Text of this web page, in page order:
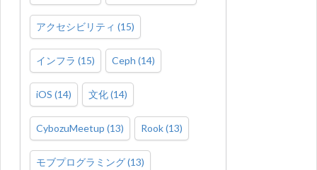
アクセシビリティ (15)
インフラ (15) Ceph (14)
iOS (14) 文化(14)
CybozuMeetup (13) Rook(13)
モブプログラミング(13)